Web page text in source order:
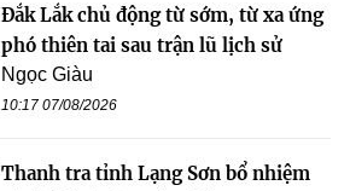
Đắk Lắk chủ động từ sớm, từ xa ứng
phó thiên tai sau trận lũ lịch sử
Ngọc Giàu
10:17 07/08/2026
Thanh tra tỉnh Lạng Sơn bổ nhiệm